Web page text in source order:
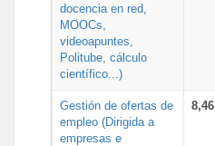
docencia en red,
MOOCs,
videoapuntes,
Politube, cálculo
científico...)
Gestión de ofertas de
empleo (Dirigida a
empresas e
8,46